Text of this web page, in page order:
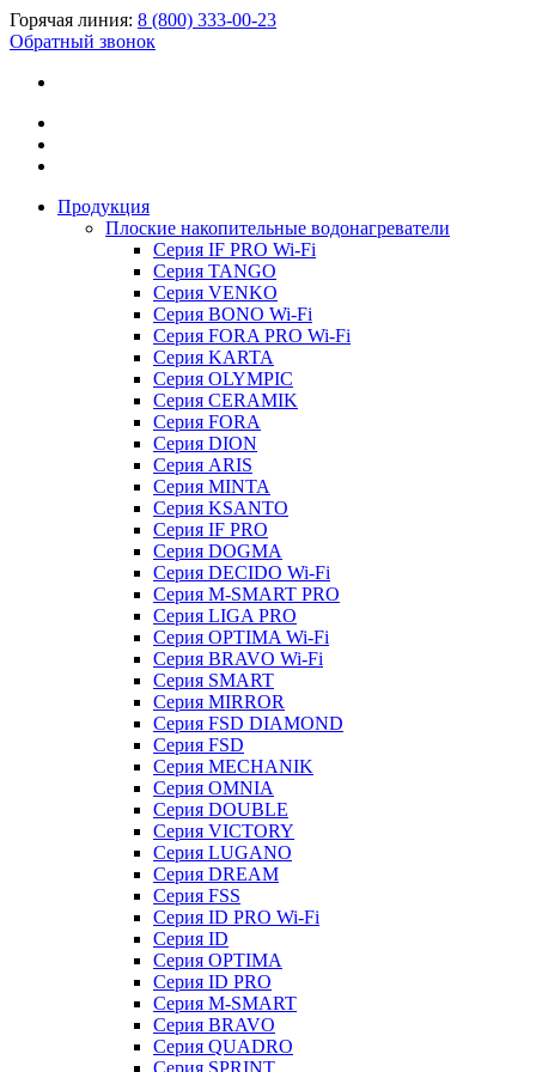
Горячая линия: 8 (800) 333-00-23
Обратный звонок
Продукция
Плоские накопительные водонагреватели
Серия IF PRO Wi-Fi
Серия TANGO
Серия VENKO
Серия BONO Wi-Fi
Серия FORA PRO Wi-Fi
Серия KARTA
Серия OLYMPIC
Серия CERAMIK
Серия FORA
Серия DION
Серия ARIS
Серия MINTA
Серия KSANTO
Серия IF PRO
Серия DOGMA
Серия DECIDO Wi-Fi
Серия M-SMART PRO
Серия LIGA PRO
Серия OPTIMA Wi-Fi
Серия BRAVO Wi-Fi
Серия SMART
Серия MIRROR
Серия FSD DIAMOND
Серия FSD
Серия MECHANIK
Серия OMNIA
Серия DOUBLE
Серия VICTORY
Серия LUGANO
Серия DREAM
Серия FSS
Серия ID PRO Wi-Fi
Серия ID
Серия OPTIMA
Серия ID PRO
Серия M-SMART
Серия BRAVO
Серия QUADRO
Серия SPRINT